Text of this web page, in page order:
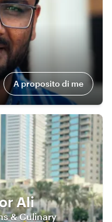
A proposito di me
Ali
& Culinary